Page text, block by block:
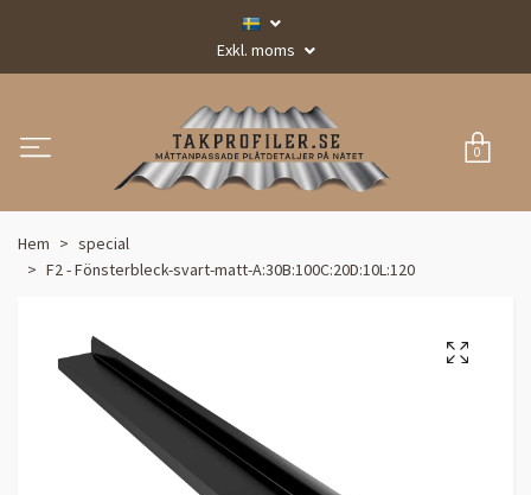
Exkl. moms
0
Hem
special
F2 - Fönsterbleck-svart-matt-A:30B:100C:20D:10L:120